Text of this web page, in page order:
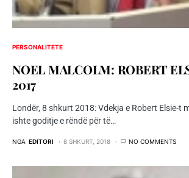
PERSONALITETE
NOEL MALCOLM: ROBERT
2017
Londër, 8 shkurt 2018: Vdekja e Robert Elsie-t
ishte goditje e rëndë për të…
NGA EDITORI 8 SHKURT, 2018 NO COMMENTS